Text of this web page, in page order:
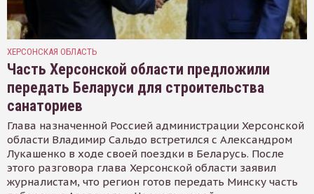
ХЕРСОНСКАЯ ОБЛАСТЬ
Часть Херсонской области предложили
передать Беларуси для строительства
санаториев
Глава назначенной Россией администрации Херсонской
области Владимир Сальдо встретился с Александром
Лукашенко в ходе своей поездки в Беларусь. После
этого разговора глава Херсонской области заявил
журналистам, что регион готов передать Минску часть